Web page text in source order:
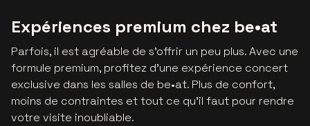
Expériences premium chez be•at
Parfois, il est agréable de s’offrir un peu plus. Avec une
formule premium, profitez d’une expérience concert
exclusive dans les salles de be•at. Plus de confort,
moins de contraintes et tout ce qu’il faut pour rendre
votre visite inoubliable.